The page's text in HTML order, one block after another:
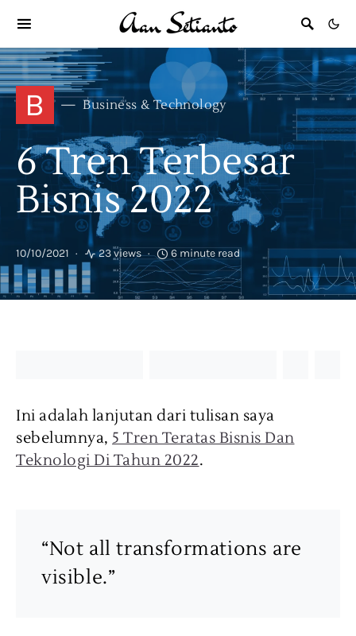
B Business & Technology
6 Tren Terbesar
Bisnis 2022
10/10/2021 23 views 6 minute read
Ini adalah lanjutan dari tulisan saya
sebelumnya, 5 Tren Teratas Bisnis Dan
Teknologi Di Tahun 2022.
“Not all transformations are
visible.”